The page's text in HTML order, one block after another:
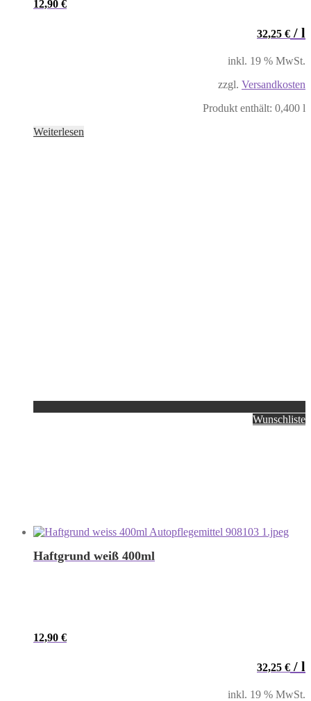
12,90 €
32,25 € / l
inkl. 19 % MwSt.
zzgl. Versandkosten
Produkt enthält: 0,400 l
Weiterlesen
Wunschliste
Haftgrund weiß 400ml
12,90 €
32,25 € / l
inkl. 19 % MwSt.